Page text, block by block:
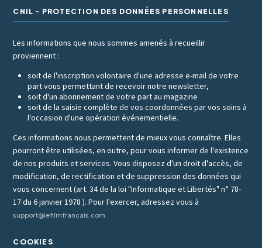
CNIL - PROTECTION DES DONNÉES PERSONNELLES
Les informations que nous sommes amenés à recueillir
proviennent :
soit de l'inscription volontaire d'une adresse e-mail de votre
part vous permettant de recevoir notre newsletter,
soit d'un abonnement de votre part au magazine
soit de la saisie complète de vos coordonnées par vos soins à
l'occasion d'une opération événementielle.
Ces informations nous permettent de mieux vous connaître. Elles
pourront être utilisées, en outre, pour vous informer de l'existence
de nos produits et services. Vous disposez d'un droit d'accès, de
modification, de rectification et de suppression des données qui
vous concernent (art. 34 de la loi "Informatique et Libertés" n° 78-
17 du 6 janvier 1978 ). Pour l'exercer, adressez vous à
support@lefilmfrancais.com
COOKIES